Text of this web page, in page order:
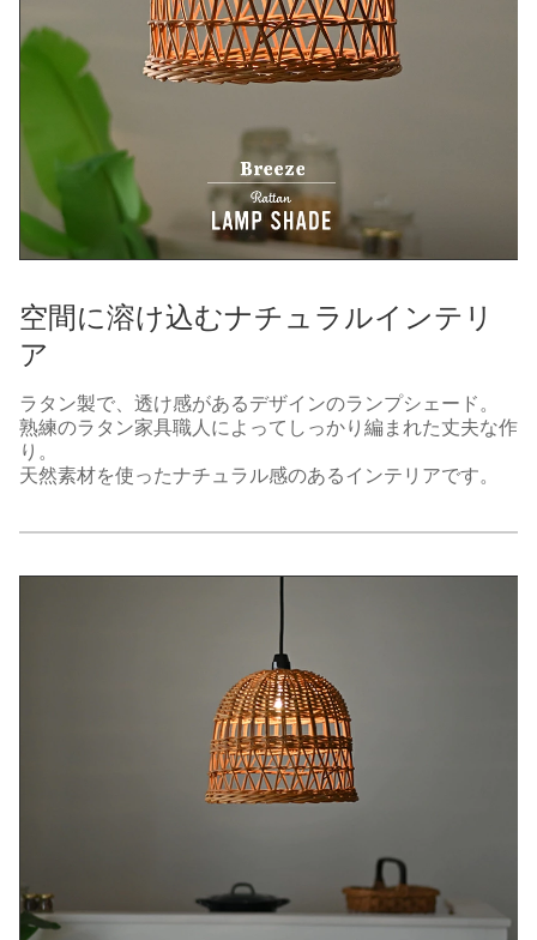
空間に溶け込むナチュラルインテリ
ア
ラタン製で、透け感があるデザインのランプシェード。
熟練のラタン家具職人によってしっかり編まれた丈夫な作
り。
天然素材を使ったナチュラル感のあるインテリアです。